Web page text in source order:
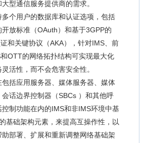
型通信服务提供商的需求。
多个用户的数据库和认证选项，包括
开放标准（OAuth）和基于3GPP的
和关键协议（AKA），针对IMS、前
OTT的网络拓扑结构可实现最大化
灵活性，而不会危害安全性。
包括应用服务器、媒体服务器、媒体
会话边界控制器（SBCs ）和其他呼
控制功能在内的IMS和非IMS环境中基
基础架构元素，来提高互操作性，以
助部署、扩展和重新调整网络基础架